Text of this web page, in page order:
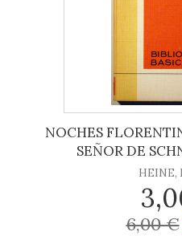
NOCHES
SEÑOR DE
HEINE,
6,00 €